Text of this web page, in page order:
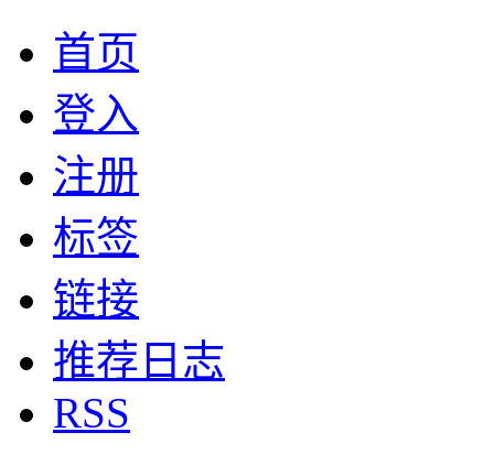
首页
登入
注册
标签
链接
推荐日志
RSS